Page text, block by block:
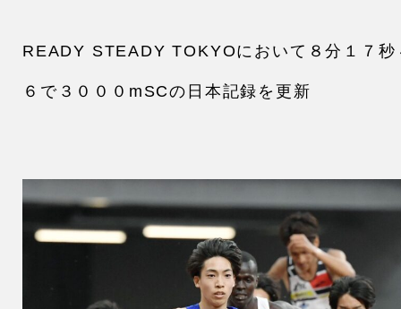
READY STEADY TOKYOにおいて８分１７秒
６で３０００mSCの日本記録を更新